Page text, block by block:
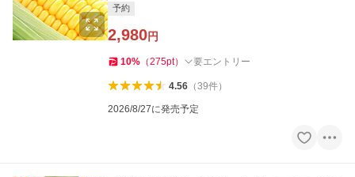
予約
2,980円
10% （275pt） 要エントリー
4.56（39件）
2026/8/27に発売予定